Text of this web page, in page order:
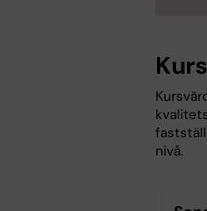
nivå.